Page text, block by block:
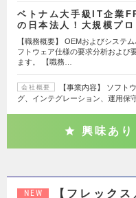
ベトナム大手級IT企業
の日本法人！大規模プロ
【職務概要】 OEMおよびシステ
フトウェア仕様の要求分析および
ます。 【職務…
会社概要
【事業内容】 ソフト
グ、インテグレーション、運用保
興味あり
NEW 【フレック